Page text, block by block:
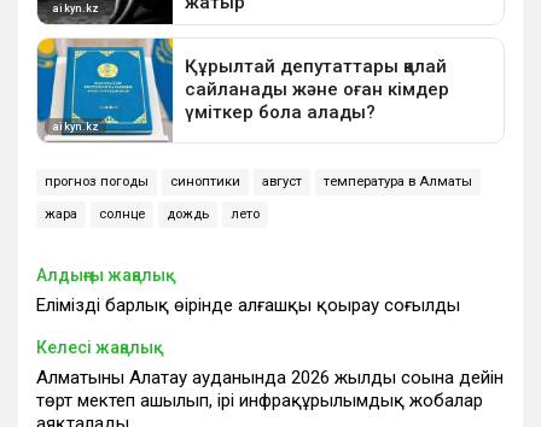
прогноз погоды синоптики август температура в Алматы
жара солнце дождь лето
Алдыңғы жаңалық
Еліміздің барлық өңірінде алғашқы қоңырау соғылды
Келесі жаңалық
Алматының Алатау ауданында 2026 жылдың соңына дейін
төрт мектеп ашылып, ірі инфрақұрылымдық жобалар